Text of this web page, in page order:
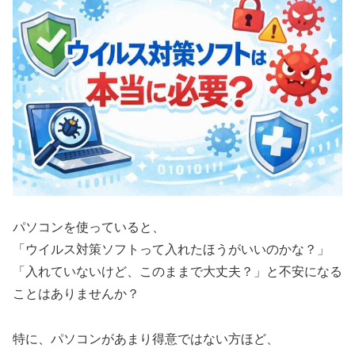
パソコンを使っていると、
「ウイルス対策ソフトって入れたほうがいいのかな？」
「入れていないけど、このままで大丈夫？」と不安になる
ことはありませんか？
特に、パソコンがあまり得意ではない方ほど、